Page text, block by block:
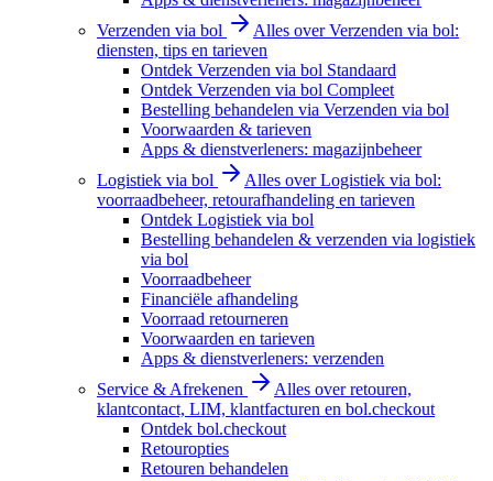
Verzenden via bol
Alles over Verzenden via bol:
diensten, tips en tarieven
Ontdek Verzenden via bol Standaard
Ontdek Verzenden via bol Compleet
Bestelling behandelen via Verzenden via bol
Voorwaarden & tarieven
Apps & dienstverleners: magazijnbeheer
Logistiek via bol
Alles over Logistiek via bol:
voorraadbeheer, retourafhandeling en tarieven
Ontdek Logistiek via bol
Bestelling behandelen & verzenden via logistiek
via bol
Voorraadbeheer
Financiële afhandeling
Voorraad retourneren
Voorwaarden en tarieven
Apps & dienstverleners: verzenden
Service & Afrekenen
Alles over retouren,
klantcontact, LIM, klantfacturen en bol.checkout
Ontdek bol.checkout
Retouropties
Retouren behandelen